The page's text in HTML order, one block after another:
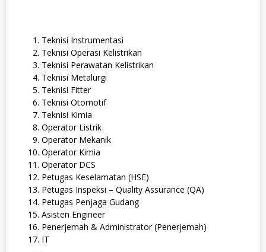
Teknisi Instrumentasi
Teknisi Operasi Kelistrikan
Teknisi Perawatan Kelistrikan
Teknisi Metalurgi
Teknisi Fitter
Teknisi Otomotif
Teknisi Kimia
Operator Listrik
Operator Mekanik
Operator Kimia
Operator DCS
Petugas Keselamatan (HSE)
Petugas Inspeksi – Quality Assurance (QA)
Petugas Penjaga Gudang
Asisten Engineer
Penerjemah & Administrator (Penerjemah)
IT